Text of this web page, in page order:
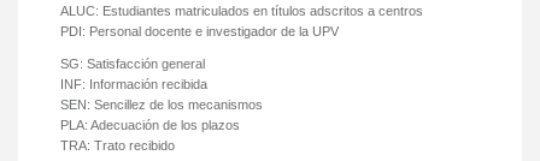
ALUC: Estudiantes matriculados en títulos adscritos a centros
PDI: Personal docente e investigador de la UPV
SG: Satisfacción general
INF: Información recibida
SEN: Sencillez de los mecanismos
PLA: Adecuación de los plazos
TRA: Trato recibido